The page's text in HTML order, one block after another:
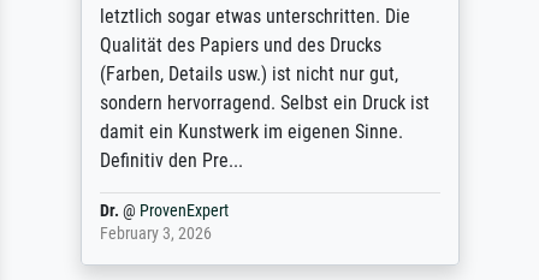
letztlich sogar etwas unterschritten. Die
Qualität des Papiers und des Drucks
(Farben, Details usw.) ist nicht nur gut,
sondern hervorragend. Selbst ein Druck ist
damit ein Kunstwerk im eigenen Sinne.
Definitiv den Pre...
Dr. @ ProvenExpert
February 3, 2026